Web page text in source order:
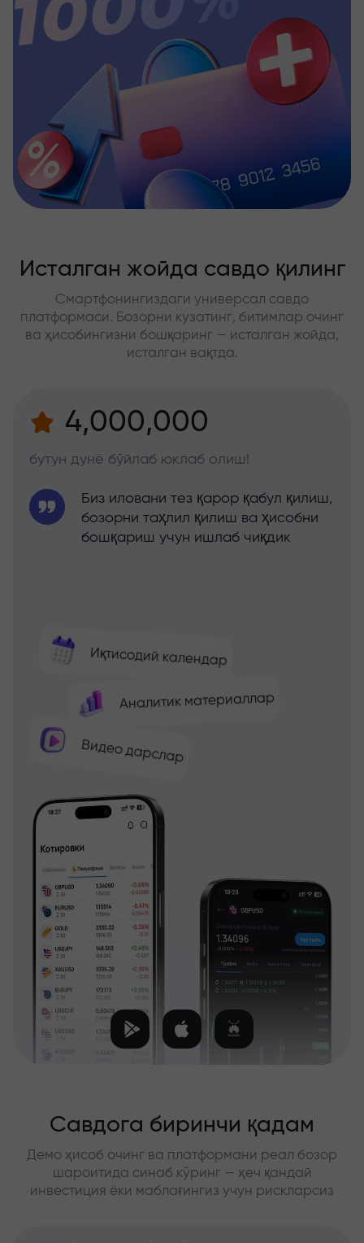
Исталган жойда савдо қилинг
Смартфонингиздаги универсал савдо
платформаси. Бозорни кузатинг, битимлар очинг
ва ҳисобингизни бошқаринг — исталган жойда,
исталган вақтда.
4,000,000
бутун дунё бўйлаб юклаб олиш!
Иқтисодий календар
Аналитик материаллар
Видео дарслар
Биз иловани тез қарор қабул қилиш,
бозорни таҳлил қилиш ва ҳисобни
бошқариш учун ишлаб чиқдик
Савдога биринчи қадам
Демо ҳисоб очинг ва платформани реал бозор
шароитида синаб кўринг — ҳеч қандай
инвестиция ёки маблағингиз учун рискларсиз